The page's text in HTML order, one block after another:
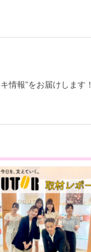
情報”をお届けします！